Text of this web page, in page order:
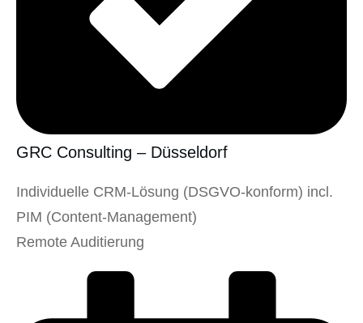
GRC Consulting – Düsseldorf
Individuelle CRM-Lösung (DSGVO-konform) incl.
PIM (Content-Management)
Remote Auditierung